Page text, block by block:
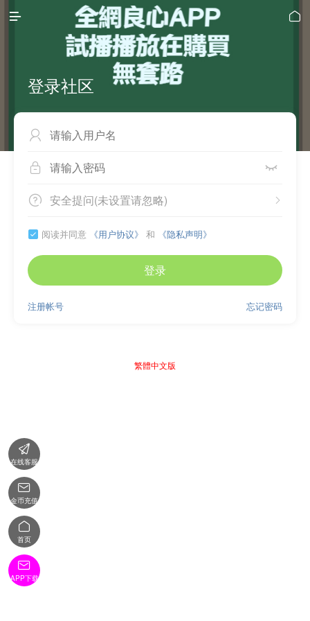
 
登录社区

 
 
安全提问(未设置请忽略)
 阅读并同意 《用户协议》 和 《隐私声明》
登录
忘记密码
注册帐号
繁體中文版

在线客服

金币充值

首页

APP下载